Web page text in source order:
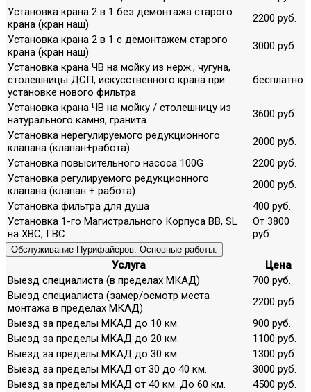
Установка крана 2 в 1 без демонтажа старого
крана (кран наш)
2200 руб.
Установка крана 2 в 1 с демонтажем старого
крана (кран наш)
3000 руб.
Установка крана ЧВ на мойку из нерж., чугуна,
столешницы ДСП, искусственного крана при
установке нового фильтра
бесплатно
Установка крана ЧВ на мойку / столешницу из
натурального камня, гранита
3600 руб.
Установка нерегулируемого редукционного
клапана (клапан+работа)
2000 руб.
Установка повысительного насоса 100G
2200 руб.
Установка регулируемого редукционного
клапана (клапан + работа)
2000 руб.
Установка фильтра для душа
400 руб.
Установка 1-го Магистрального Корпуса ВВ, SL
на ХВС, ГВС
От 3800
руб.
Обслуживание Пурифайеров. Основные работы.
Услуга
Цена
Выезд специалиста (в пределах МКАД)
700 руб.
Выезд специалиста (замер/осмотр места
монтажа в пределах МКАД)
2200 руб.
Выезд за пределы МКАД до 10 км.
900 руб.
Выезд за пределы МКАД до 20 км.
1100 руб.
Выезд за пределы МКАД до 30 км.
1300 руб.
Выезд за пределы МКАД от 30 до 40 км.
3000 руб.
Выезд за пределы МКАД от 40 км. До 60 км.
4500 руб.